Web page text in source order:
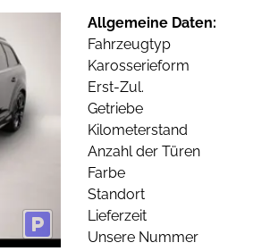
Allgemeine Daten:
Fahrzeugtyp
Karosserieform
Erst-Zul.
Getriebe
Kilometerstand
Anzahl der Türen
Farbe
Standort
Lieferzeit
Unsere Nummer